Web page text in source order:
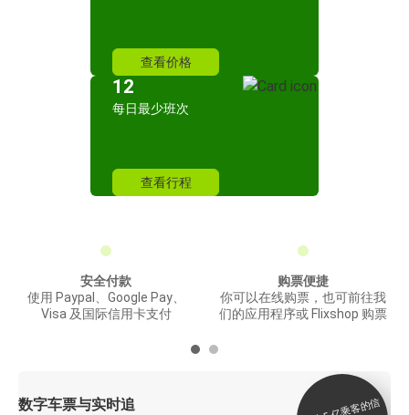
查看价格
12
每日最少班次
查看行程
安全付款
使用 Paypal、Google Pay、
Visa 及国际信用卡支付
购票便捷
你可以在线购票，也可前往我
们的应用程序或 Flixshop 购票
数字车票与实时追